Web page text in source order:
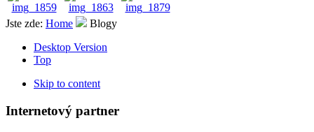
Jste zde: Home
Blogy
Desktop Version
Top
Skip to content
Internetový partner